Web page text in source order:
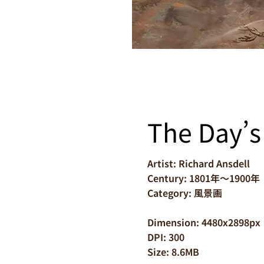
The
Artist: Richard Ansdell
Century: 1801年～1900年
Category: 風景画
Dimension: 4480x2898px
DPI: 300
Size: 8.6MB